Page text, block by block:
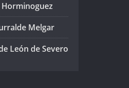
Melgar
León de Severo